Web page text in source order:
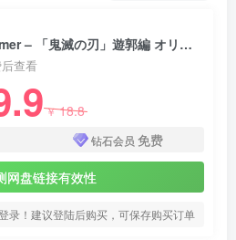
梶浦由記、 椎名 豪、 Aimer – 「鬼滅の刃」遊郭編 オリジナルサウンドトラック Yuki Kajiura, Go Shiina, Aimer – ”Kimetsu no Yaiba” Yūkaku-hen Original Soundtrack [2024.03.27] [24Bit/48kHz] [Hi-Res Flac 1.04GB]
查看
￥18.8
钻石会员 免费
网盘链接有效性
录！建议登陆后购买，可保存购买订单